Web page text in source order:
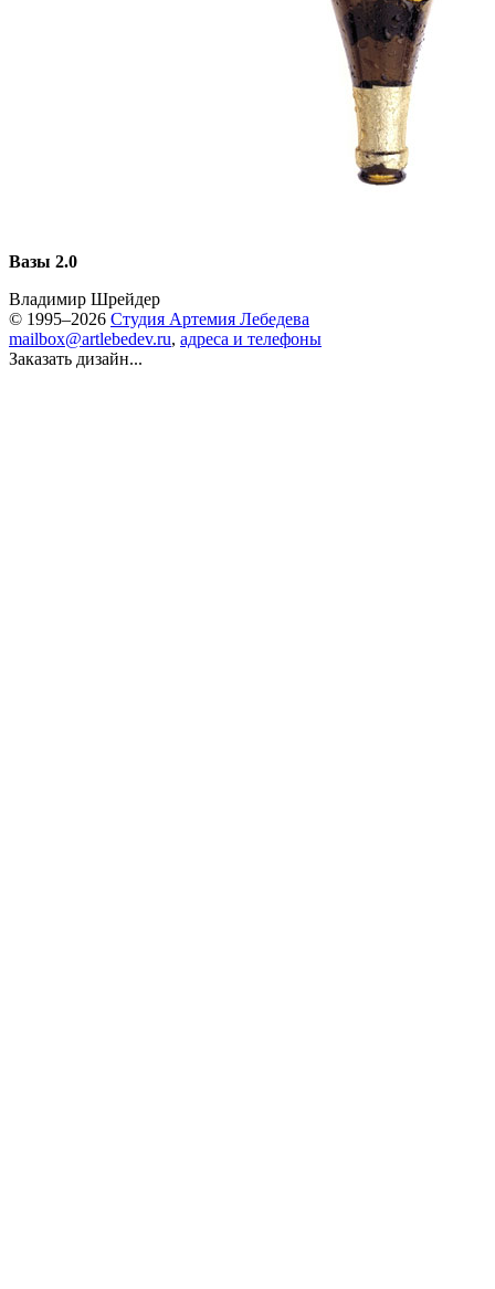
Вазы 2.0
Владимир Шрейдер
© 1995–2026 Студия Артемия Лебедева
mailbox@artlebedev.ru, адреса и телефоны
Заказать дизайн...